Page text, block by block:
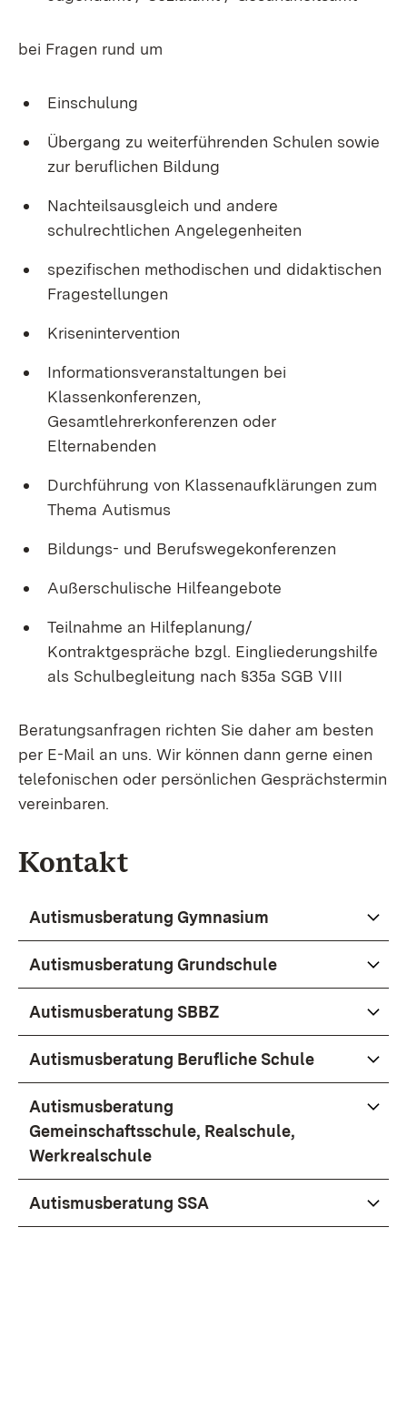
bei Fragen rund um
Einschulung
Übergang zu weiterführenden Schulen sowie
zur beruflichen Bildung
Nachteilsausgleich und andere
schulrechtlichen Angelegenheiten
spezifischen methodischen und didaktischen
Fragestellungen
Krisenintervention
Informationsveranstaltungen bei
Klassenkonferenzen,
Gesamtlehrerkonferenzen oder
Elternabenden
Durchführung von Klassenaufklärungen zum
Thema Autismus
Bildungs- und Berufswegekonferenzen
Außerschulische Hilfeangebote
Teilnahme an Hilfeplanung/
Kontraktgespräche bzgl. Eingliederungshilfe
als Schulbegleitung nach §35a SGB VIII
Beratungsanfragen richten Sie daher am besten
per E-Mail an uns. Wir können dann gerne einen
telefonischen oder persönlichen Gesprächstermin
vereinbaren.
Kontakt
Autismusberatung Gymnasium
Autismusberatung Grundschule
Autismusberatung SBBZ
Autismusberatung Berufliche Schule
Autismusberatung
Gemeinschaftsschule, Realschule,
Werkrealschule
Autismusberatung SSA